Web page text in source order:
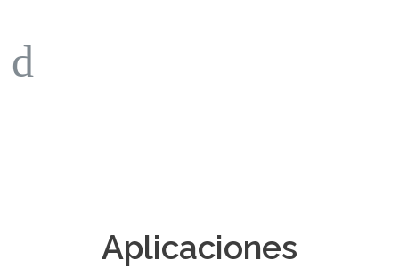
Aplicaciones